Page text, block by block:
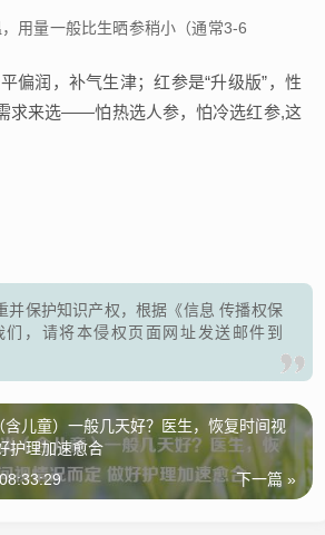
用量一般比生晒参稍小（通常3-6
偏润，补气生津；红参是“升级版”，性
求来选——怕热选人参，怕冷选红参,这
并保护知识产权，根据《信息 传播权保
，请将本侵权页面网址发送邮件到
含儿童）一般几天好？医生，恢复时间视
护理加速愈合
下一篇 »